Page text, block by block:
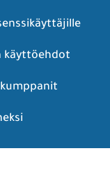
käyttöehdot